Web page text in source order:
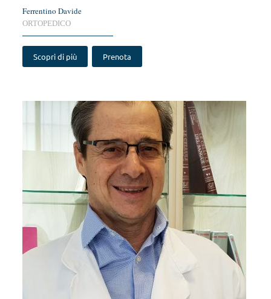
Ferrentino Davide
ORTOPEDICO
Scopri di più Prenota